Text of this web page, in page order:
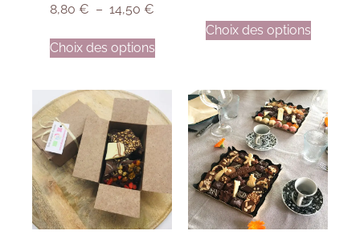
8,80 € – 14,50 €
Choix des options
Choix des options